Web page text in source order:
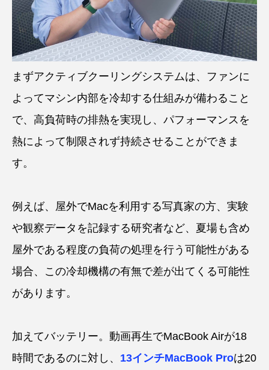
まずアクティブクーリングシステムは、ファンに
よってマシン内部を冷却する仕組みが備わること
で、高負荷時の排熱を実現し、パフォーマンスを
熱によって制限されず持続させることができま
す。
例えば、屋外でMacを利用する写真家の方、実験
や観察データを記録する研究者など、夏場も含め
屋外である程度の負荷の処理を行う可能性がある
場合、この冷却機構の有無で差が出てくる可能性
があります。
加えてバッテリー。動画再生でMacBook Airが18
時間であるのに対し、 13インチMacBook Proは20